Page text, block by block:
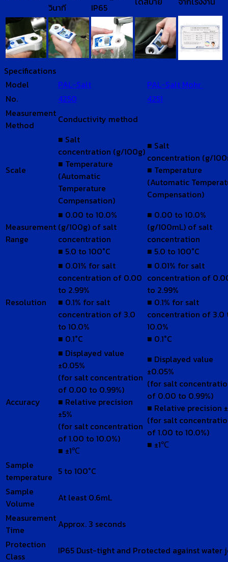
วินาที
IP65
Specifications
Model
PAL-Salt
PAL-Salt Mohr
No.
4250
4251
Measurement
Method
Conductivity method
Scale
■ Salt
concentration (g/100g)
■ Temperature
(Automatic
Temperature
Compensation)
■ Salt
concentration (g/
■ Temperature
(Automatic
Compensation)
Measurement
Range
■ 0.00 to 10.0%
(g/100g) of salt
concentration
■ 5.0 to 100°C
■ 0.00 to 10.0%
(g/100mL) of salt
concentration
■ 5.0 to 100°C
Resolution
■ 0.01% for salt
concentration of 0.00
to 2.99%
■ 0.1% for salt
concentration of 3.0
to 10.0%
■ 0.1°C
■ 0.01% for salt
concentration of
to 2.99%
■ 0.1% for salt
concentration of 3.0
10.0%
■ 0.1°C
Accuracy
■ Displayed value
±0.05%
(for salt concentration
of 0.00 to 0.99%)
■ Relative precision
±5%
(for salt concentration
of 1.00 to 10.0%)
■ ±1℃
■ Displayed value
±0.05%
(for salt
of 0.00 to 0.99%)
■ Relative precision
(for salt
of 1.00 to 10.0%)
■ ±1℃
Sample
temperature 5 to 100°C
Sample
Volume
At least 0.6mL
Measurement
Time
Approx. 3 seconds
Protection
Class
IP65 Dust-tight and Protected against water